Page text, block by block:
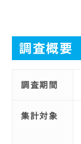
調査概要
調査期間
集計対象